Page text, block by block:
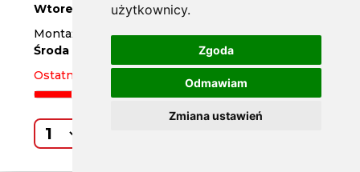
użytkownicy.
Zgoda
Odmawiam
Zmiana ustawień
Wtorek
Montaż w serwisie za 2 dni
Środa
Ostatnia sztuka